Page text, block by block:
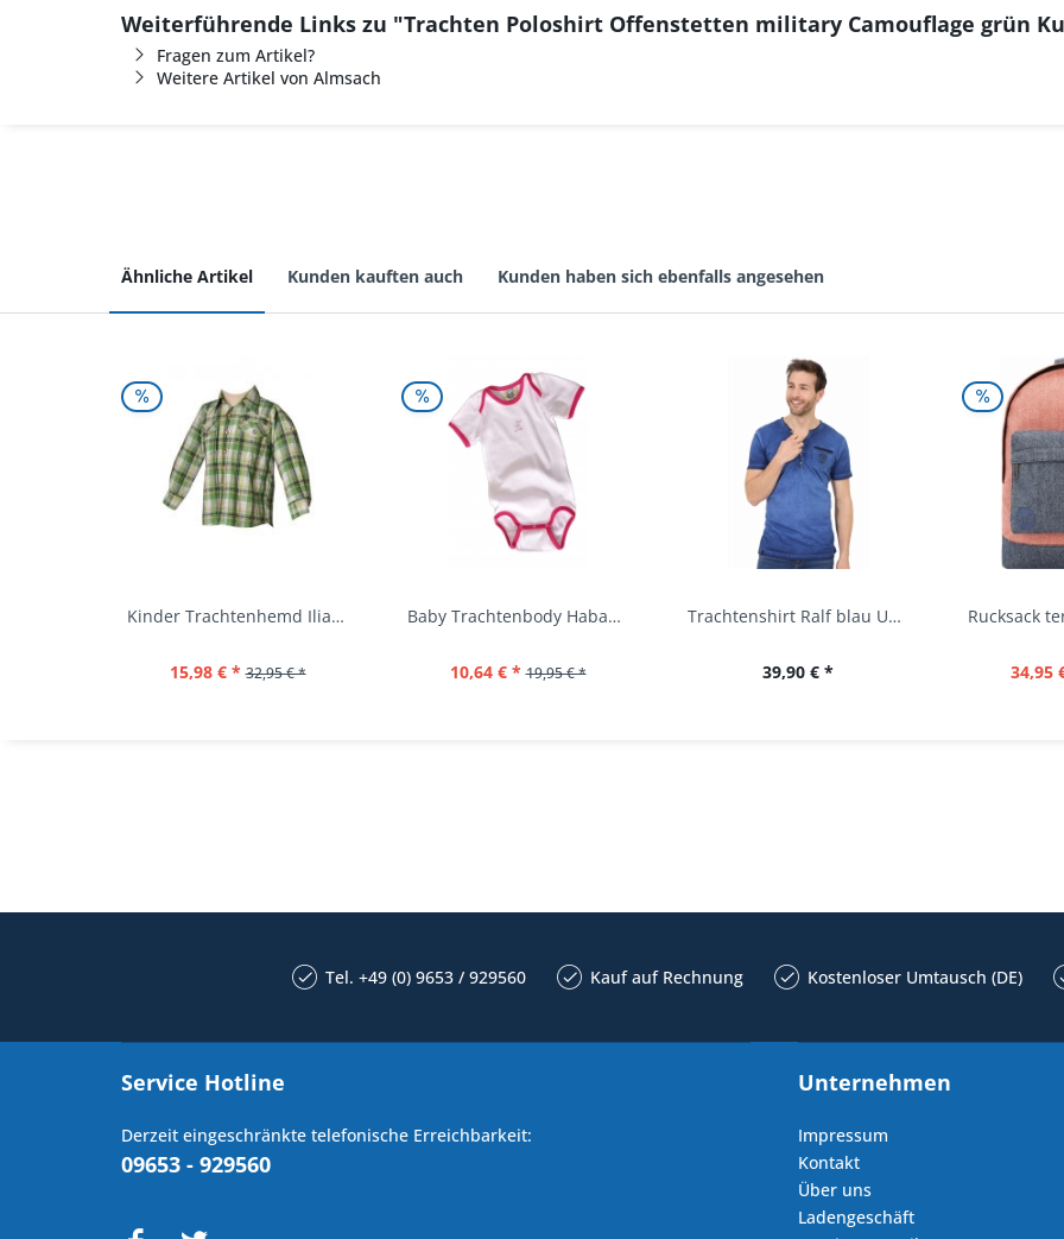
Weiterführende Links zu "Trachten Poloshirt Offenstetten military Camouflage grün
Fragen zum Artikel?
Weitere Artikel von Almsach
Ähnliche Artikel Kunden kauften auch Kunden haben sich ebenfalls angesehen
Kinder Trachtenhemd Ilias giftgrün langarm...
15,98 € * 32,95 € *
Baby Trachtenbody Habach weiß/pink Isar Trachten
10,64 € * 19,95 € *
Trachtenshirt Ralf blau Used Look Krüger
39,90 € * 34,95
Tel. +49 (0) 9653 / 929560 Kauf auf Rechnung Kostenloser Umtausch (DE)
Service Hotline
Derzeit eingeschränkte telefonische Erreichbarkeit:
09653 - 929560
Unternehmen
Impressum
Kontakt
Über uns
Ladengeschäft